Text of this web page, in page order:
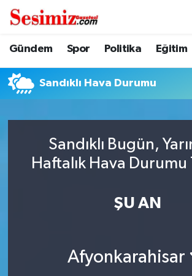
Gündem Spor Politika Eğitim
Sandıklı Hava Durumu
Sandıklı Bugün,
Haftalık Hava Durumu
ŞU AN
Afyonkarahisar
Dünya
Eğitim
Genel
Gündem
Nöbetçi Eczaneler
Hava Durumu
Trafik Durumu
Süper Lig Puan Durumu ve
Haber Arşivi